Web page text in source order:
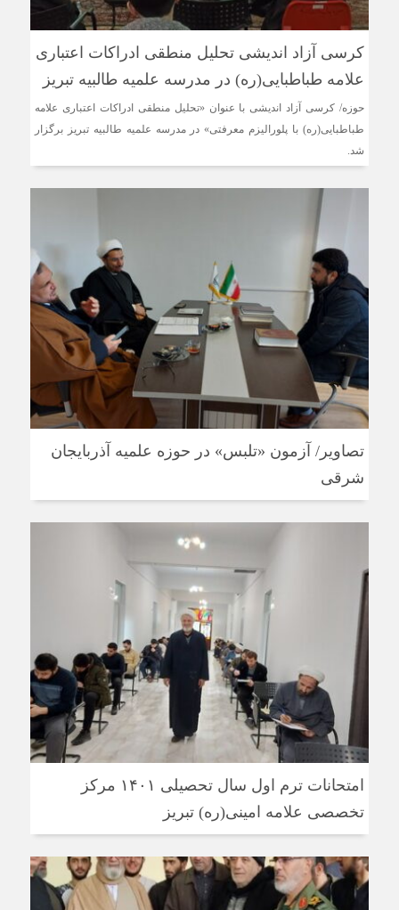
کرسی آزاد اندیشی تحلیل منطقی ادراکات اعتباری
علامه طباطبایی(ره) در مدرسه علمیه طالبیه تبریز
حوزه/ کرسی آزاد اندیشی با عنوان «تحلیل منطقی ادراکات اعتباری علامه
طباطبایی(ره) با پلورالیزم معرفتی» در مدرسه علمیه طالبیه تبریز برگزار
شد.
تصاویر/ آزمون «تلبس» در حوزه علمیه آذربایجان
شرقی
امتحانات ترم اول سال تحصیلی ۱۴۰۱ مرکز
تخصصی علامه امینی(ره) تبریز